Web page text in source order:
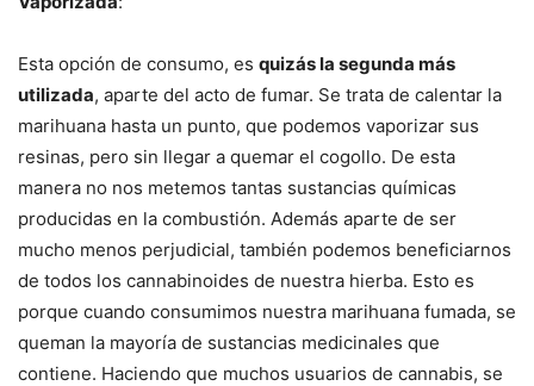
Esta opción de consumo, es quizás la segunda más
utilizada, aparte del acto de fumar. Se trata de calentar la
marihuana hasta un punto, que podemos vaporizar sus
resinas, pero sin llegar a quemar el cogollo. De esta
manera no nos metemos tantas sustancias químicas
producidas en la combustión. Además aparte de ser
mucho menos perjudicial, también podemos beneficiarnos
de todos los cannabinoides de nuestra hierba. Esto es
porque cuando consumimos nuestra marihuana fumada, se
queman la mayoría de sustancias medicinales que
contiene. Haciendo que muchos usuarios de cannabis, se